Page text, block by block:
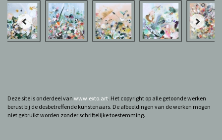
Deze site is onderdeel van www.exto.art. Het copyright op alle getoonde werken
berust bij de desbetreffende kunstenaars. De afbeeldingen van de werken mogen
niet gebruikt worden zonder schriftelijke toestemming.